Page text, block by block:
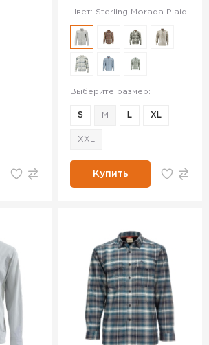
Цвет: Sterling Morada Plaid
Выберите размер:
S M L XL
XXL
Купить